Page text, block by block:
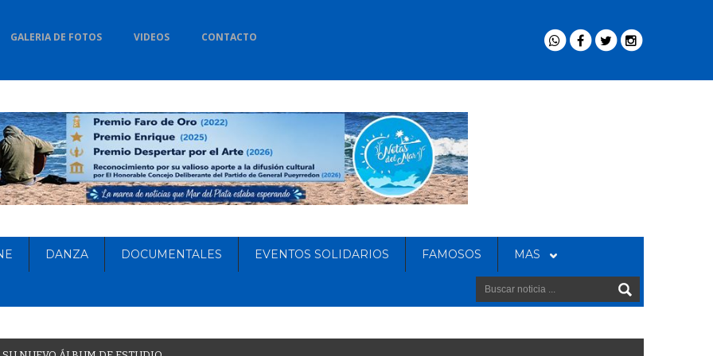
GALERIA DE FOTOS VIDEOS CONTACTO
DANZA DOCUMENTALES EVENTOS SOLIDARIOS FAMOSOS MAS